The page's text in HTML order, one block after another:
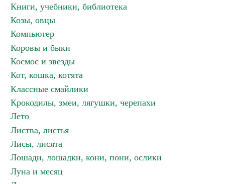
Книги, учебники, библиотека
Козы, овцы
Компьютер
Коровы и быки
Космос и звезды
Кот, кошка, котята
Классные смайлики
Крокодилы, змеи, лягушки, черепахи
Лето
Листва, листья
Лисы, лисята
Лошади, лошадки, кони, пони, ослики
Луна и месяц